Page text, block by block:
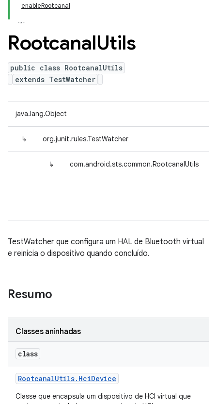
enableRootcanal
RootcanalUtils
public class RootcanalUtils
extends TestWatcher
java.lang.Object
↳ org.junit.rules.TestWatcher
↳ com.android.sts.common.RootcanalUtils
TestWatcher que configura um HAL de Bluetooth virtual
e reinicia o dispositivo quando concluído.
Resumo
Classes aninhadas
class
RootcanalUtils. HciDevice
Classe que encapsula um dispositivo de HCI virtual que